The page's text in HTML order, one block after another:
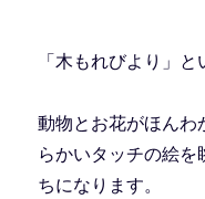
「木もれびより」
動物とお花がほんわ
らかいタッチの絵
ちになります。